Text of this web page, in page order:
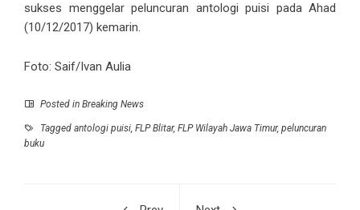
sukses menggelar peluncuran antologi puisi pada Ahad
(10/12/2017) kemarin.
Foto: Saif/Ivan Aulia
Posted in Breaking News
Tagged antologi puisi, FLP Blitar, FLP Wilayah Jawa Timur, peluncuran
buku